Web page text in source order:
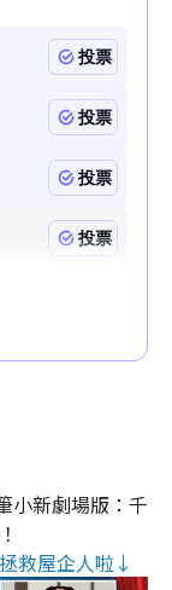
小新劇場版：千
救屋企人啦↓